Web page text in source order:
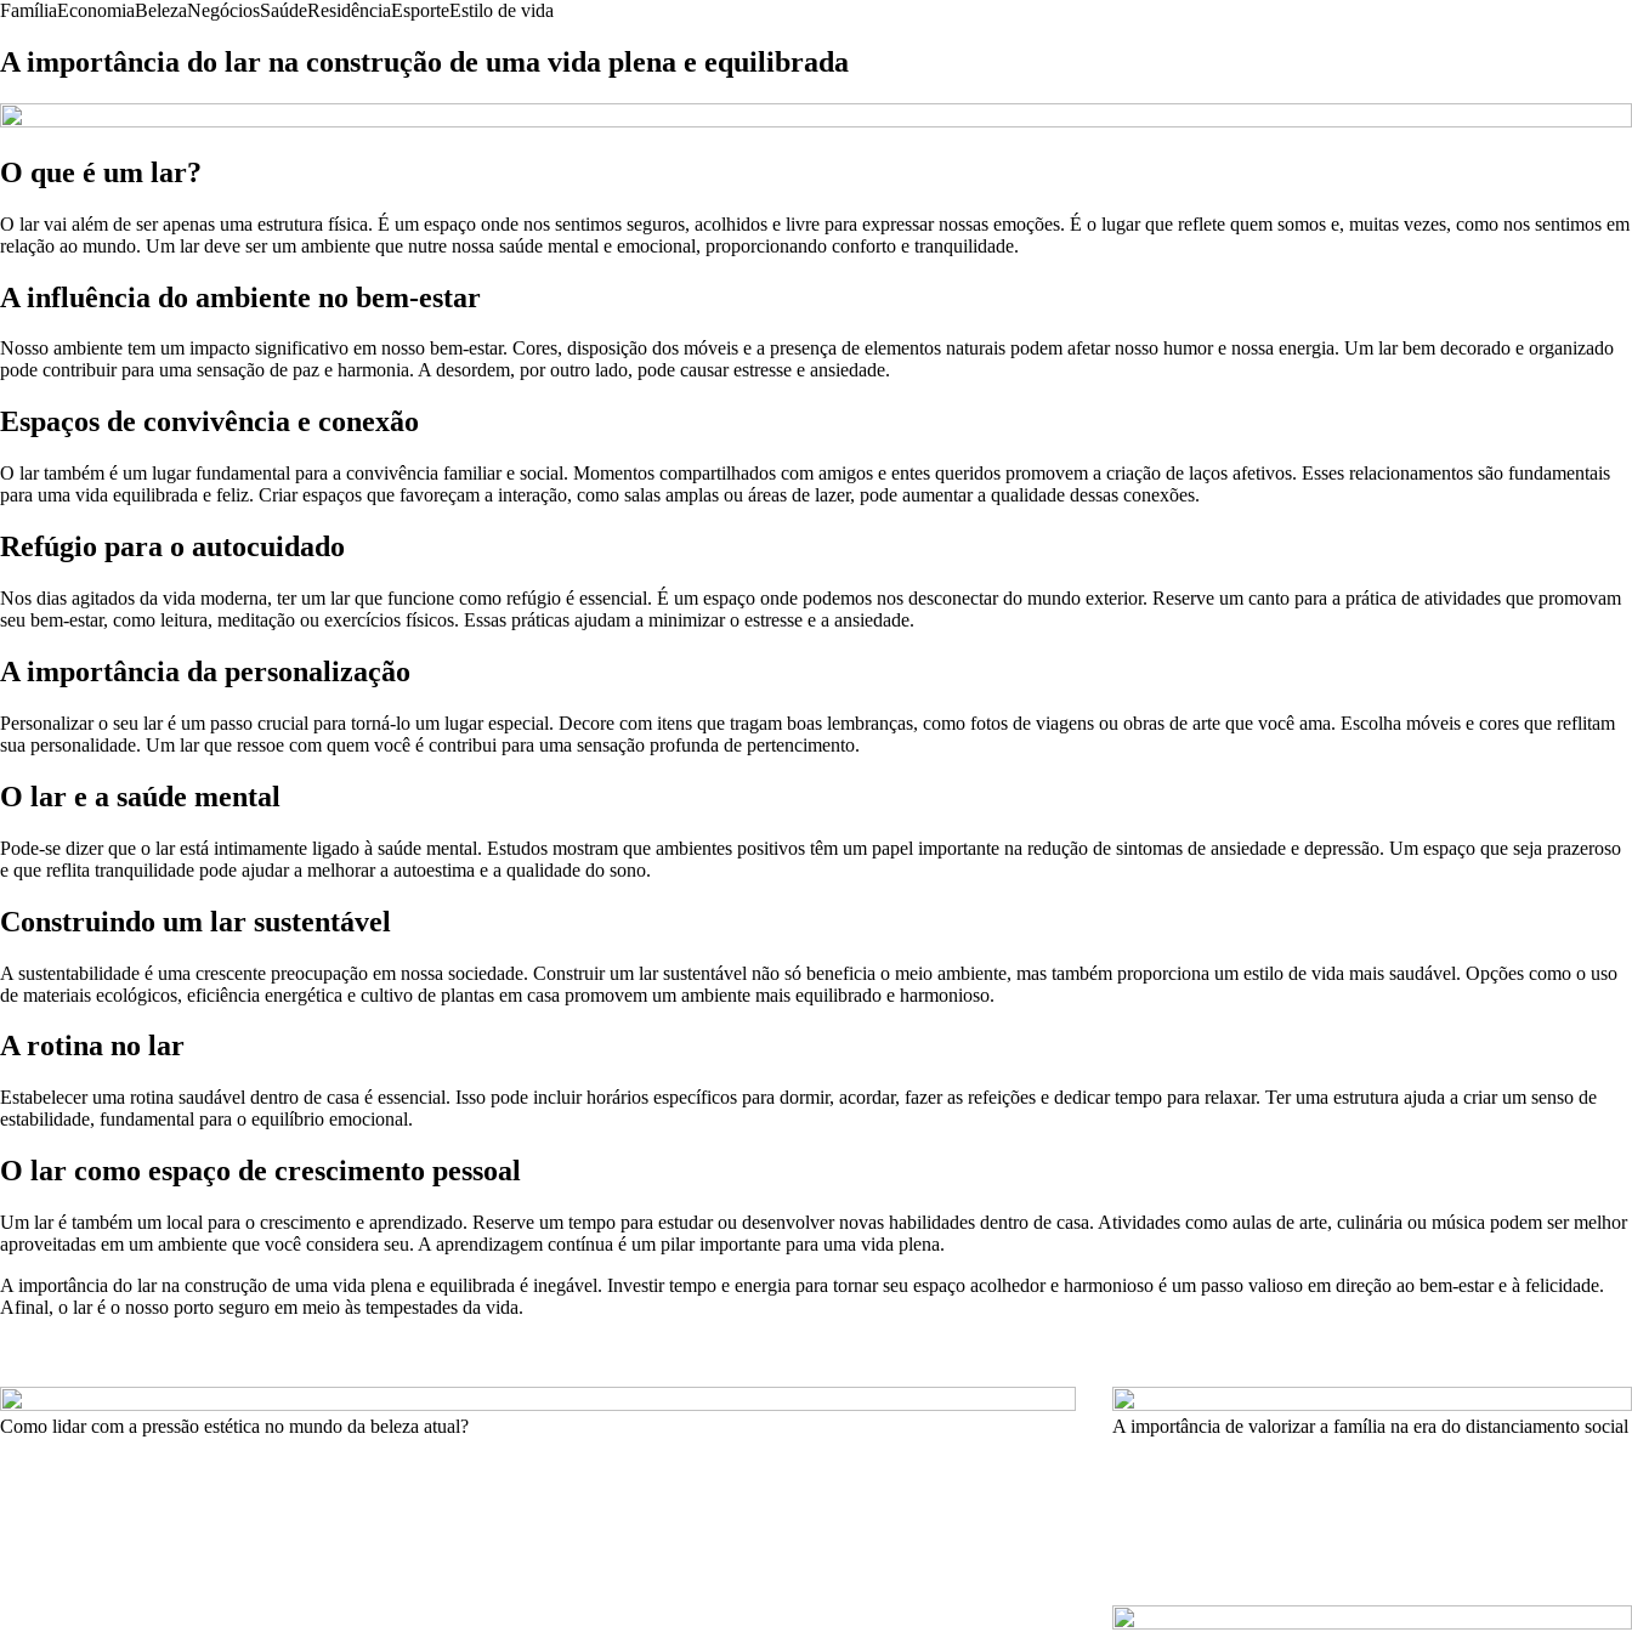
FamíliaEconomiaBelezaNegóciosSaúdeResidênciaEsporteEstilo de vida
A importância do lar na construção de uma vida plena e equilibrada
O que é um lar?
O lar vai além de ser apenas uma estrutura física. É um espaço onde nos sentimos seguros, acolhidos e livre para expressar nossas emoções. É o lugar que reflete quem somos e, muitas vezes, como nos sentimos em
relação ao mundo. Um lar deve ser um ambiente que nutre nossa saúde mental e emocional, proporcionando conforto e tranquilidade.
A influência do ambiente no bem-estar
Nosso ambiente tem um impacto significativo em nosso bem-estar. Cores, disposição dos móveis e a presença de elementos naturais podem afetar nosso humor e nossa energia. Um lar bem decorado e organizado
pode contribuir para uma sensação de paz e harmonia. A desordem, por outro lado, pode causar estresse e ansiedade.
Espaços de convivência e conexão
O lar também é um lugar fundamental para a convivência familiar e social. Momentos compartilhados com amigos e entes queridos promovem a criação de laços afetivos. Esses relacionamentos são fundamentais
para uma vida equilibrada e feliz. Criar espaços que favoreçam a interação, como salas amplas ou áreas de lazer, pode aumentar a qualidade dessas conexões.
Refúgio para o autocuidado
Nos dias agitados da vida moderna, ter um lar que funcione como refúgio é essencial. É um espaço onde podemos nos desconectar do mundo exterior. Reserve um canto para a prática de atividades que promovam
seu bem-estar, como leitura, meditação ou exercícios físicos. Essas práticas ajudam a minimizar o estresse e a ansiedade.
A importância da personalização
Personalizar o seu lar é um passo crucial para torná-lo um lugar especial. Decore com itens que tragam boas lembranças, como fotos de viagens ou obras de arte que você ama. Escolha móveis e cores que reflitam
sua personalidade. Um lar que ressoe com quem você é contribui para uma sensação profunda de pertencimento.
O lar e a saúde mental
Pode-se dizer que o lar está intimamente ligado à saúde mental. Estudos mostram que ambientes positivos têm um papel importante na redução de sintomas de ansiedade e depressão. Um espaço que seja prazeroso
e que reflita tranquilidade pode ajudar a melhorar a autoestima e a qualidade do sono.
Construindo um lar sustentável
A sustentabilidade é uma crescente preocupação em nossa sociedade. Construir um lar sustentável não só beneficia o meio ambiente, mas também proporciona um estilo de vida mais saudável. Opções como o uso
de materiais ecológicos, eficiência energética e cultivo de plantas em casa promovem um ambiente mais equilibrado e harmonioso.
A rotina no lar
Estabelecer uma rotina saudável dentro de casa é essencial. Isso pode incluir horários específicos para dormir, acordar, fazer as refeições e dedicar tempo para relaxar. Ter uma estrutura ajuda a criar um senso de
estabilidade, fundamental para o equilíbrio emocional.
O lar como espaço de crescimento pessoal
Um lar é também um local para o crescimento e aprendizado. Reserve um tempo para estudar ou desenvolver novas habilidades dentro de casa. Atividades como aulas de arte, culinária ou música podem ser melhor
aproveitadas em um ambiente que você considera seu. A aprendizagem contínua é um pilar importante para uma vida plena.
A importância do lar na construção de uma vida plena e equilibrada é inegável. Investir tempo e energia para tornar seu espaço acolhedor e harmonioso é um passo valioso em direção ao bem-estar e à felicidade.
Afinal, o lar é o nosso porto seguro em meio às tempestades da vida.
Como lidar com a pressão estética no mundo da beleza atual? A importância de valorizar a família na era do distanciamento social